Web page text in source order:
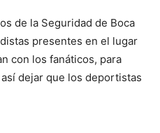
de la Seguridad de Boca
presentes en el lugar
con los fanáticos, para
dejar que los deportistas